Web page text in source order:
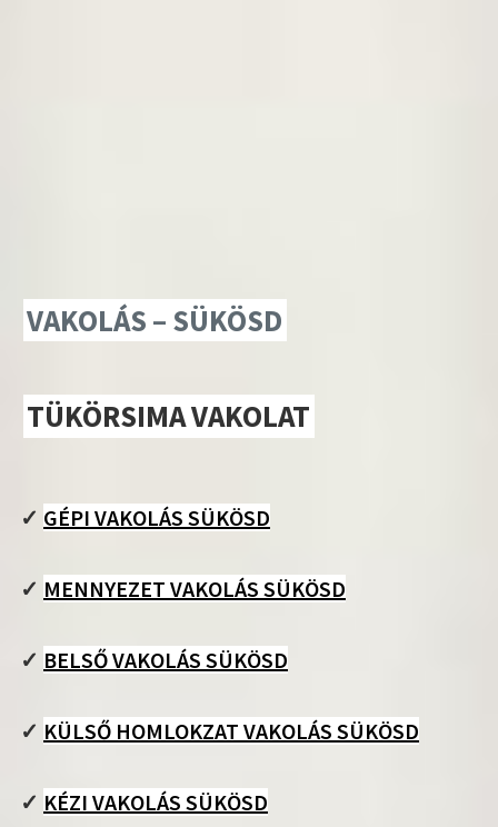
VAKOLÁS – SÜKÖSD
TÜKÖRSIMA VAKOLAT
✓ GÉPI VAKOLÁS SÜKÖSD
✓ MENNYEZET VAKOLÁS SÜKÖSD
✓ BELSŐ VAKOLÁS SÜKÖSD
✓ KÜLSŐ HOMLOKZAT VAKOLÁS SÜKÖSD
✓ KÉZI VAKOLÁS SÜKÖSD